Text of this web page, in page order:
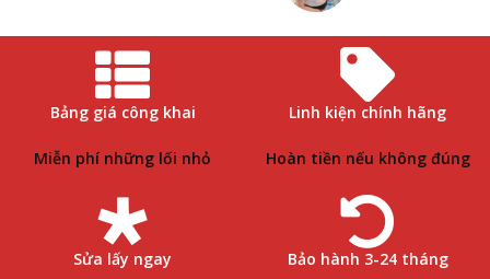
Bảng giá công khai
Miễn phí những lối nhỏ
Linh kiện chính hãng
Hoàn tiền nếu không đúng
Sửa lấy ngay Bảo hành 3-24 tháng